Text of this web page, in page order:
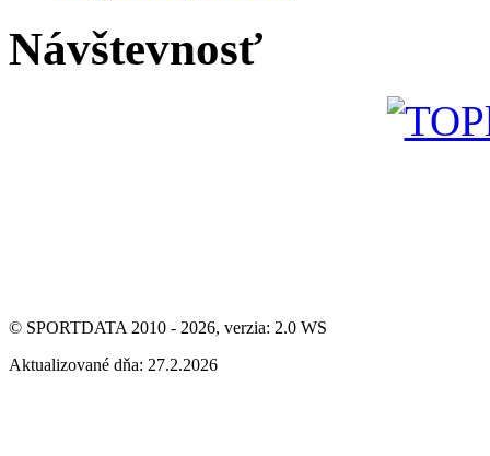
Návštevnosť
© SPORTDATA 2010 - 2026, verzia: 2.0 WS
Aktualizované dňa: 27.2.2026